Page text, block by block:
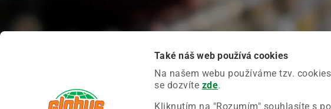
Také náš web používá cookies
Na našem webu používáme tzv.
se dozvíte zde.
Kliknutím na "Rozumím" souhlasíte s